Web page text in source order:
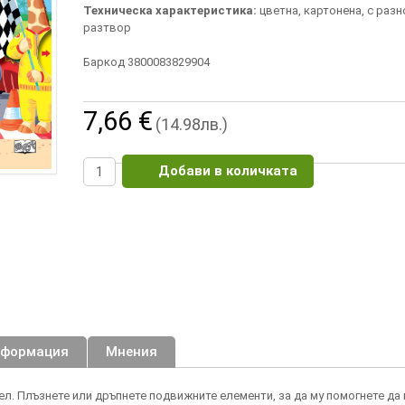
Техническа характеристика: цветна, картонена, с
разтвор
Баркод 3800083829904
7,66 € (14.98лв.)
Добави в количката
Мнения
Плъзнете или дръпнете подвижните елементи, за да му помогнете да